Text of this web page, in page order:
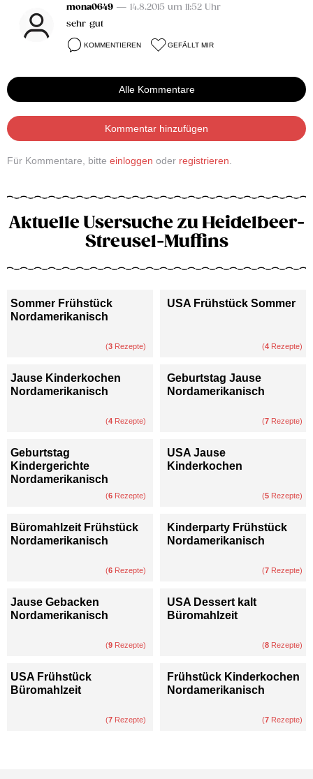
mona0649 — 14.8.2015 um 11:52 Uhr
sehr gut
KOMMENTIEREN GEFÄLLT MIR
Alle Kommentare
Kommentar hinzufügen
Für Kommentare, bitte einloggen oder registrieren
Aktuelle Usersuche zu Heidelbeer-
Streusel-Muffins
Sommer Frühstück
Nordamerikanisch
(3 Rezepte)
USA Frühstück Sommer
(4 Rezepte)
Jause Kinderkochen
Nordamerikanisch
(4 Rezepte)
Geburtstag Jause
Nordamerikanisch
(7 Rezepte)
Geburtstag
Kindergerichte
Nordamerikanisch
(6 Rezepte)
USA Jause
Kinderkochen
(5 Rezepte)
Büromahlzeit Frühstück
Nordamerikanisch
(6 Rezepte)
Kinderparty Frühstück
Nordamerikanisch
(7 Rezepte)
Jause Gebacken
Nordamerikanisch
(9 Rezepte)
USA Dessert kalt
Büromahlzeit
(8 Rezepte)
USA Frühstück
Büromahlzeit
(7 Rezepte)
Frühstück Kinderkochen
Nordamerikanisch
(7 Rezepte)